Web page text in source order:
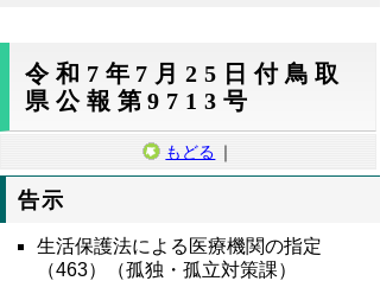
令和7年7月25日付鳥取
県公報第9713号
もどる ｜
告示
生活保護法による医療機関の指定
（463）（孤独・孤立対策課）